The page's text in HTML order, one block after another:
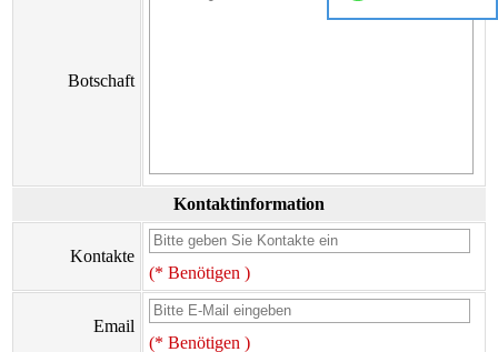
Botschaft
Kontaktinformation
Kontakte
(* Benötigen )
Email
(* Benötigen )